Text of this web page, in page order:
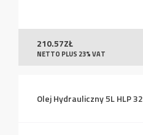
210.57ZŁ
NETTO PLUS 23% VAT
Olej Hydrauliczny 5L HLP 32